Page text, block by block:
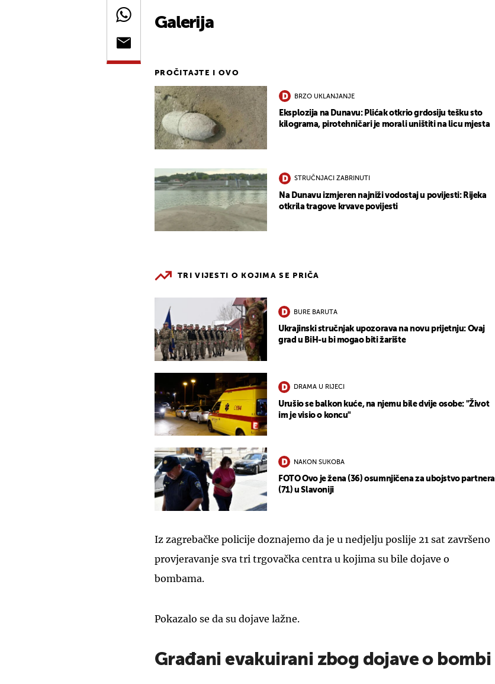
Galerija
PROČITAJTE I OVO
BRZO UKLANJANJE
Eksplozija na Dunavu: Plićak otkrio grdosiju tešku sto
kilograma, pirotehničari je morali uništiti na licu mjesta
STRUČNJACI ZABRINUTI
Na Dunavu izmjeren najniži vodostaj u povijesti: Rijeka
otkrila tragove krvave povijesti
TRI VIJESTI O KOJIMA SE PRIČA
BURE BARUTA
Ukrajinski stručnjak upozorava na novu prijetnju: Ovaj
grad u BiH-u bi mogao biti žarište
DRAMA U RIJECI
Urušio se balkon kuće, na njemu bile dvije osobe: "Život
im je visio o koncu"
NAKON SUKOBA
FOTO Ovo je žena (36) osumnjičena za ubojstvo partnera
(71) u Slavoniji
Iz zagrebačke policije doznajemo da je u nedjelju poslije 21 sat završeno
provjeravanje sva tri trgovačka centra u kojima su bile dojave o
bombama.
Pokazalo se da su dojave lažne.
Građani evakuirani zbog dojave o bombi